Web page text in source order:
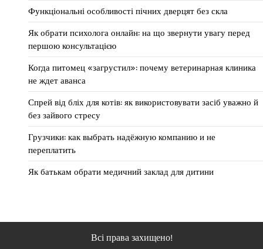
Функціональні особливості пічних дверцят без скла
Як обрати психолога онлайн: на що звернути увагу перед
першою консультацією
Когда питомец «загрустил»: почему ветеринарная клиника
не ждет аванса
Спрей від бліх для котів: як використовувати засіб уважно й
без зайвого стресу
Грузчики: как выбрать надёжную компанию и не
переплатить
Як батькам обрати медичний заклад для дитини
Всі права захищено!